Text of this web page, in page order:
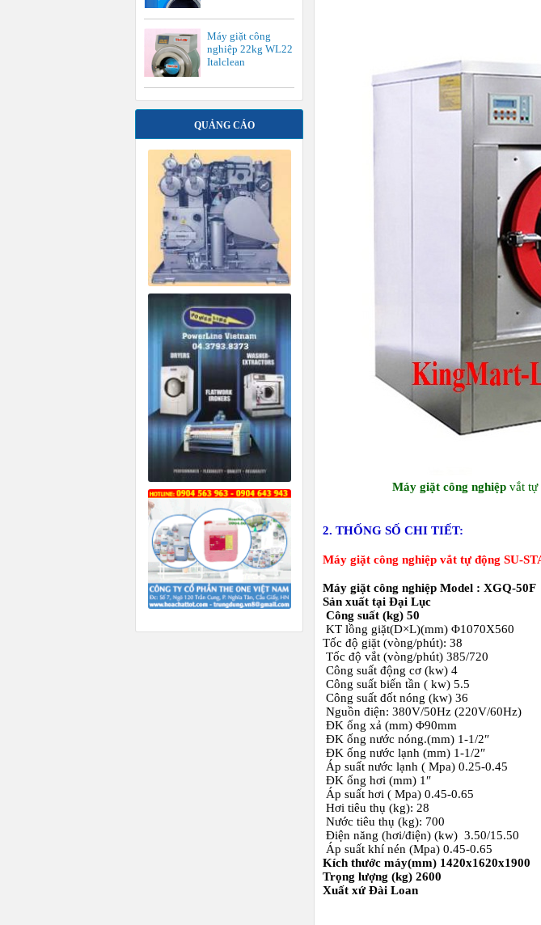
Máy giặt công
nghiệp 22kg WL22
Italclean
QUẢNG CÁO
Máy giặt công nghiệp vắt tự
2. THỐNG SỐ CHI TIẾT:
Máy giặt công nghiệp vắt tự động SU-
Máy giặt công nghiệp Model : XGQ-50F
Sản xuất tại Đại Lục
Công suất (kg) 50
KT lồng giặt(D×L)(mm) Φ1070X560
Tốc độ giặt (vòng/phút): 38
Tốc độ vắt (vòng/phút) 385/720
Công suất động cơ (kw) 4
Công suất biến tần ( kw) 5.5
Công suất đốt nóng (kw) 36
Nguồn điện: 380V/50Hz (220V/60Hz)
ĐK ống xả (mm) Φ90mm
ĐK ống nước nóng.(mm) 1-1/2″
ĐK ống nước lạnh (mm) 1-1/2″
Áp suất nước lạnh ( Mpa) 0.25-0.45
ĐK ống hơi (mm) 1″
Áp suất hơi ( Mpa) 0.45-0.65
Hơi tiêu thụ (kg): 28
Nước tiêu thụ (kg): 700
Điện năng (hơi/điện) (kw) 3.50/15.50
Áp suất khí nén (Mpa) 0.45-0.65
Kích thước máy(mm) 1420x1620x1900
Trọng lượng (kg) 2600
Xuất xứ Đài Loan